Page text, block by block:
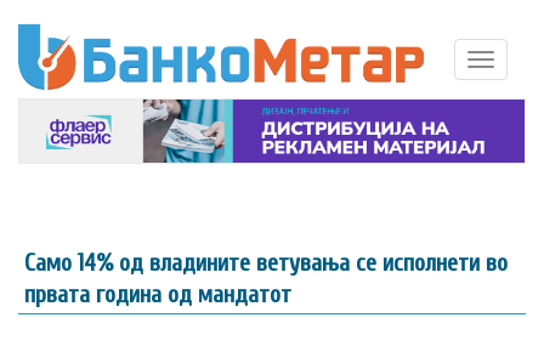
Само 14% од владините ветувања се исполнети во
првата година од мандатот